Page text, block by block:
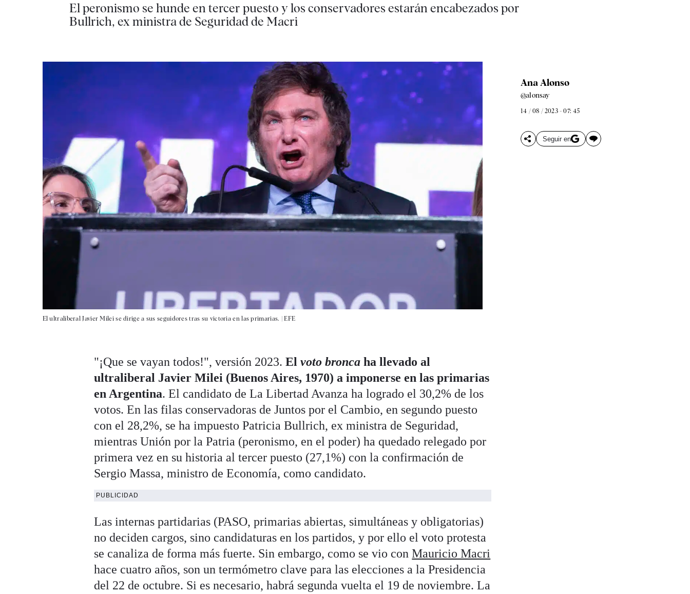
El peronismo se hunde en tercer puesto y los conservadores estarán encabezados por
Bullrich, ex ministra de Seguridad de Macri
El ultraliberal Javier Milei se dirige a sus seguidores tras su victoria en las primarias. |EFE
Ana Alonso
@alonsay
14 / 08 / 2023 - 07: 45
Seguir en
"¡Que se vayan todos!", versión 2023.Elvoto broncaha llevado al
ultraliberal Javier Milei (Buenos Aires, 1970) a imponerse en las primarias
en Argentina. El candidato de La Libertad Avanza ha logrado el 30,2% de los
votos. En las filas conservadoras de Juntos por el Cambio, en segundo puesto
con el 28,2%, se ha impuesto Patricia Bullrich, ex ministra de Seguridad,
mientras Unión por la Patria (peronismo, en el poder) ha quedado relegado por
primera vez en su historia al tercer puesto (27,1%) con la confirmación de
Sergio Massa, ministro de Economía, como candidato.
PUBLICIDAD
Las internas partidarias (PASO, primarias abiertas, simultáneas y obligatorias)
no deciden cargos, sino candidaturas en los partidos, y por ello el voto protesta
se canaliza de forma más fuerte. Sin embargo, como se vio conMauricio Macri
hace cuatro años, son un termómetro clave para las elecciones a la Presidencia
del 22 de octubre. Si es necesario, habrá segunda vuelta el 19 de noviembre. La